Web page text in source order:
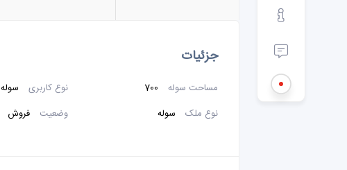
جزئیات
مساحت سوله نوع کاربری سوله
نوع ملک
سوله وضعیت فروش